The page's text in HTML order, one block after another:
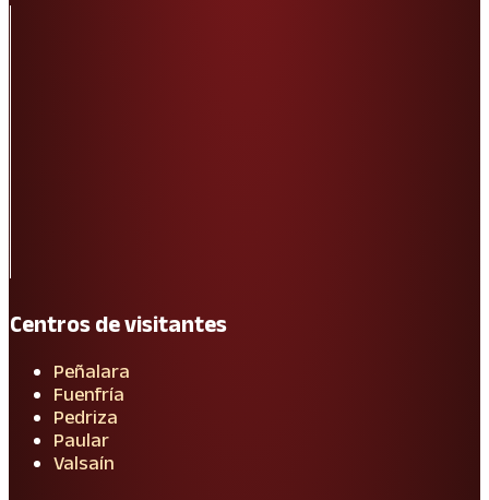
Centros de visitantes
Peñalara
Fuenfría
Pedriza
Paular
Valsaín